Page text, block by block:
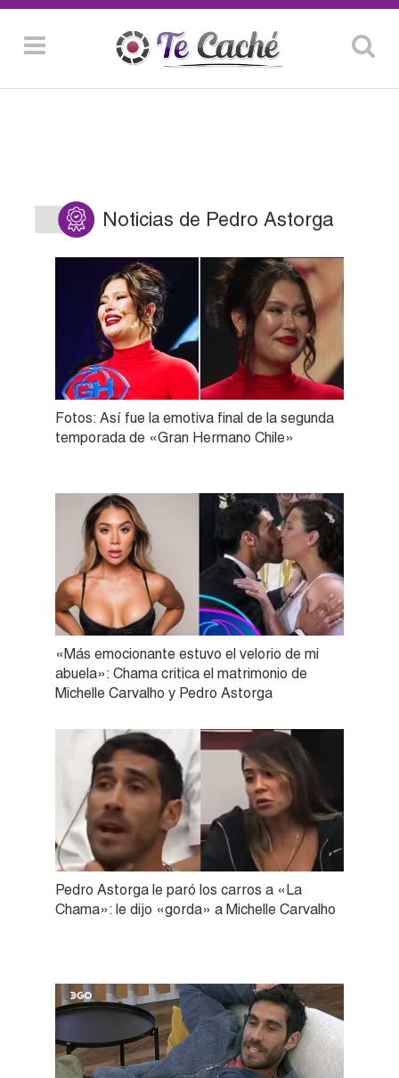
Noticias de Pedro Astorga
Fotos: Así fue la emotiva final de la segunda
temporada de «Gran Hermano Chile»
«Más emocionante estuvo el velorio de mi
abuela»: Chama critica el matrimonio de
Michelle Carvalho y Pedro Astorga
Pedro Astorga le paró los carros a «La
Chama»: le dijo «gorda» a Michelle Carvalho